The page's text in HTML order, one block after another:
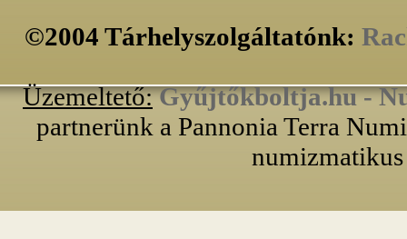
©2004 Tárhelyszolgáltatónk:
Üzemeltető: Gyűjtőkboltja.hu -
partnerünk a Pannonia Terra
numizmatikus